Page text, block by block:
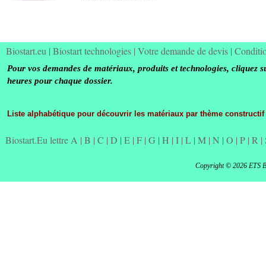
Pour vos demandes de matériaux, produits et technologies, cliquez
heures pour chaque dossier.
Biostart.eu | Biostart technologies | Votre demande de devis |
Liste alphabétique pour découvrir les matériaux par thème constructif
Biostart.Eu lettre A | B | C | D | E | F | G | H | I | L | M | N | O | P | R |
Copyright © 2026 ETS